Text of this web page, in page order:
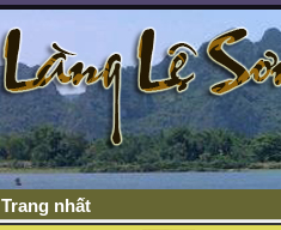
Trang nhất